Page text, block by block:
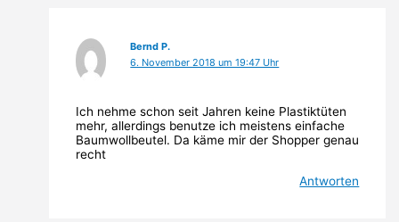
Bernd P.
6. November 2018 um 19:47 Uhr
Ich nehme schon seit Jahren keine Plastiktüten
mehr, allerdings benutze ich meistens einfache
Baumwollbeutel. Da käme mir der Shopper genau
recht
Antworten